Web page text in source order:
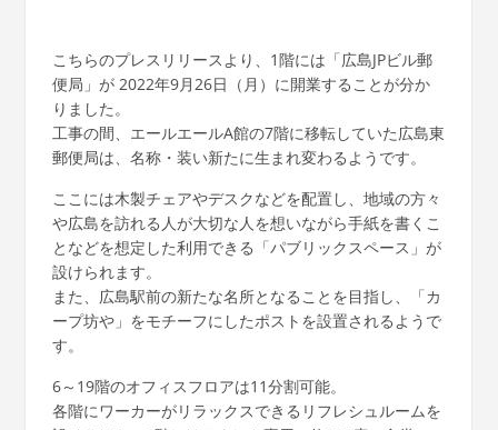
こちらのプレスリリースより、1階には「広島JPビル郵
便局」が 2022年9月26日（月）に開業することが分か
りました。
工事の間、エールエールA館の7階に移転していた広島東
郵便局は、名称・装い新たに生まれ変わるようです。
ここには木製チェアやデスクなどを配置し、地域の方々
や広島を訪れる人が大切な人を想いながら手紙を書くこ
となどを想定した利用できる「パブリックスペース」が
設けられます。
また、広島駅前の新たな名所となることを目指し、「カ
ープ坊や」をモチーフにしたポストを設置されるようで
す。
6～19階のオフィスフロアは11分割可能。
各階にワーカーがリラックスできるリフレシュルームを